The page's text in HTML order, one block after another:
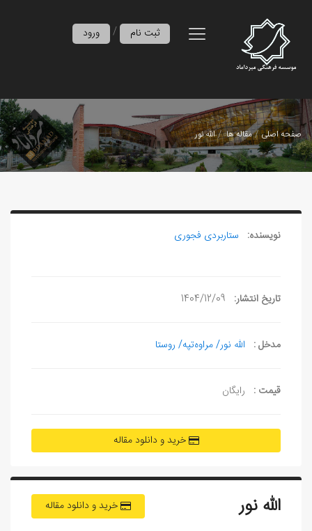
ورود / ثبت نام
صفحه اصلی مقاله ها الله نور
نویسنده: ستاربردی فجوری
تاریخ انتشار: 1404/12/09
مدخل : الله نور/ مراوه‌تپه/ روستا
قیمت : رایگان
خرید و دانلود مقاله
خرید و دانلود مقاله الله نور